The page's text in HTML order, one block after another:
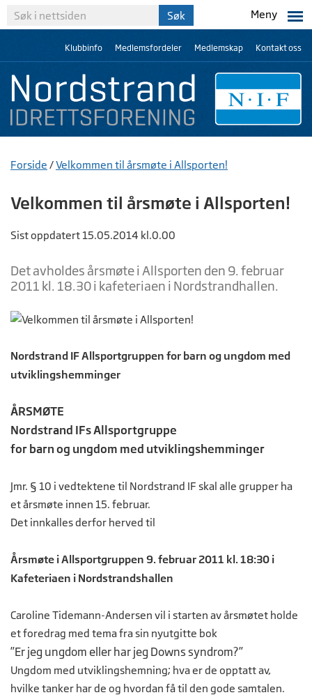
Meny
Klubbinfo Medlemsfordeler Medlemskap Kontakt oss
Forside /Velkommen til årsmøte i Allsporten!
Velkommen til årsmøte i Allsporten!
Sist oppdatert 15.05.2014 kl.0.00
Det avholdes årsmøte i Allsporten den 9. februar
2011 kl. 18.30 i kafeteriaen i Nordstrandhallen.
Nordstrand IF Allsportgruppen for barn og ungdom med
utviklingshemminger
ÅRSMØTE
Nordstrand IFs Allsportgruppe
for barn og ungdom med utviklingshemminger
Jmr. § 10 i vedtektene til Nordstrand IF skal alle grupper ha
et årsmøte innen 15. februar.
Det innkalles derfor herved til
Årsmøte i Allsportgruppen 9. februar 2011 kl. 18:30 i
Kafeteriaen i Nordstrandshallen
Caroline Tidemann-Andersen vil i starten av årsmøtet holde
et foredrag med tema fra sin nyutgitte bok
”Er jeg ungdom eller har jeg Downs syndrom?”
Ungdom med utviklingshemning; hva er de opptatt av,
hvilke tanker har de og hvordan få til den gode samtalen.